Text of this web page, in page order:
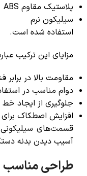
پلاستیک مقاوم ABS
سیلیکون نرم
استفاده شده است.
مزایای این ترکیب
مقاومت بالا در برابر
دوام مناسب در
جلوگیری از ایجاد
افزایش اصطکاک برای
قسمت‌های سیلیکونی
آسیب دیدن بدنه
طراحی مناسب